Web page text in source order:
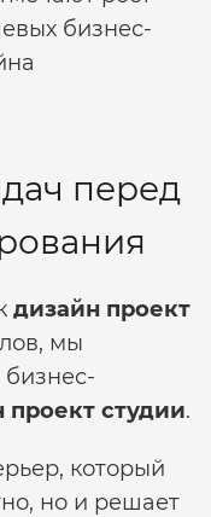
бизнес-
перед
дизайн проект
мы
проект студии.
который
но и решает